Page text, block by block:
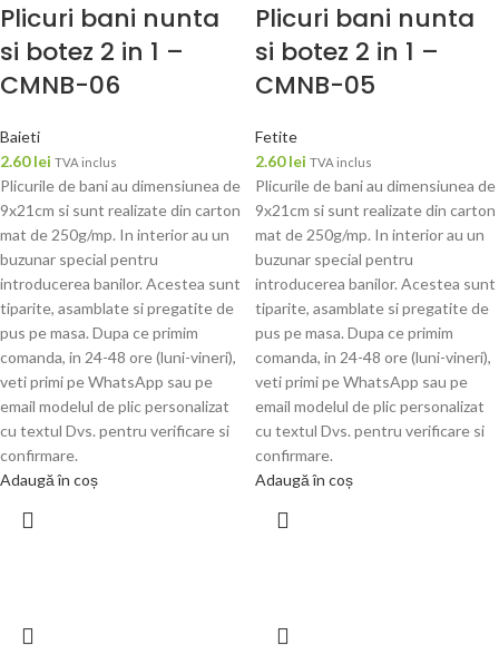
Plicuri bani nunta
si botez 2 in 1 –
CMNB-06
Baieti
2.60lei TVA inclus
Plicurile de bani au dimensiunea de
9x21cm si sunt realizate din carton
mat de 250g/mp. In interior au un
buzunar special pentru
introducerea banilor. Acestea sunt
tiparite, asamblate si pregatite de
pus pe masa. Dupa ce primim
comanda, in 24-48 ore (luni-vineri),
veti primi pe WhatsApp sau pe
email modelul de plic personalizat
cu textul Dvs. pentru verificare si
confirmare.
Adaugă în coș
Plicuri bani nunta
si botez 2 in 1 –
CMNB-05
Fetite
2.60lei TVA inclus
Plicurile de bani au dimensiunea de
9x21cm si sunt realizate din carton
mat de 250g/mp. In interior au un
buzunar special pentru
introducerea banilor. Acestea sunt
tiparite, asamblate si pregatite de
pus pe masa. Dupa ce primim
comanda, in 24-48 ore (luni-vineri),
veti primi pe WhatsApp sau pe
email modelul de plic personalizat
cu textul Dvs. pentru verificare si
confirmare.
Adaugă în coș